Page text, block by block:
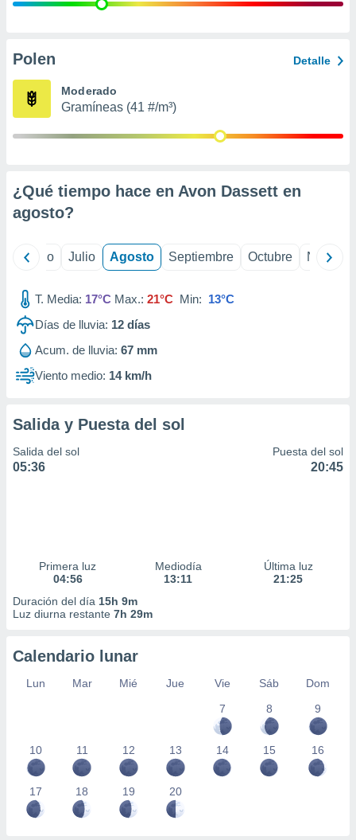
e
publicidad
Polen Detalle
Moderado
Gramíneas (41 #/m³)
¿Qué tiempo hace en Avon Dassett en
agosto?
Junio Julio Agosto Septiembre Octubre
T. Media: 17°C Max.: 21°C Min: 13°C
Días de lluvia: 12 días
Acum. de lluvia: 67 mm
Viento medio: 14 km/h
Salida y Puesta del sol
Salida del sol
05:36
Puesta del sol
20:45
Primera luz
04:56
Mediodía
13:11
Última luz
21:25
Duración del día 15h 9m
Luz diurna restante 7h 29m
Calendario lunar
Lun Mar Mié Jue Vie Sáb
Dom
7
8 9
10 11 12 13 14 15 16
17 18 19 20